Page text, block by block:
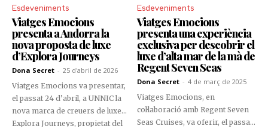
Esdeveniments
Viatges Emocions
presenta a Andorra la
nova proposta de luxe
d’Explora Journeys
Dona Secret - 25 d'abril de 2026
Viatges Emocions va presentar,
el passat 24 d’abril, a UNNIC la
nova marca de creuers de luxe
Explora Journeys, propietat del
Esdeveniments
Viatges Emocions
presenta una experiència
exclusiva per descobrir el
luxe d’alta mar de la mà de
Regent Seven Seas
Dona Secret - 4 de març de 2025
Viatges Emocions, en
col·laboració amb Regent Seven
Seas Cruises, va oferir, el passat